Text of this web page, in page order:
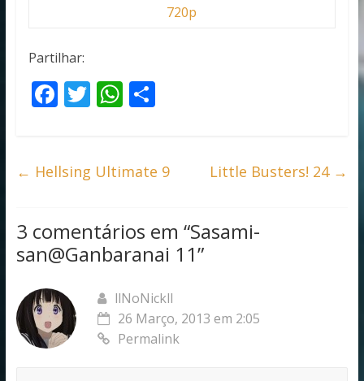
720p
Partilhar:
F
b
o
k
T
er
W
s
p
p
S
e
← Hellsing Ultimate 9 Little Busters! 24 →
3 comentários em “Sasami-
san@Ganbaranai 11”
llNoNickll
26 Março, 2013 em 2:05
Permalink